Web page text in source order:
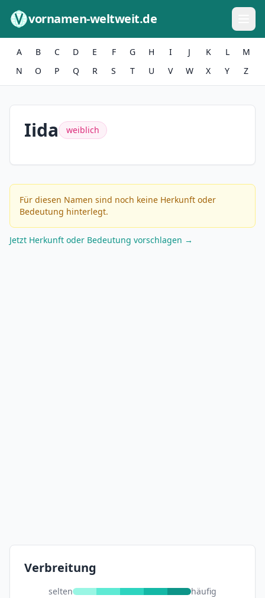
vornamen-weltweit.de
A B C D E F G H I J K L
M
N
O P Q R S T U V W X Y Z
Iida weiblich
Für diesen Namen sind noch keine Herkunft oder
Bedeutung hinterlegt.
Jetzt Herkunft oder Bedeutung vorschlagen →
Verbreitung
selten häufig